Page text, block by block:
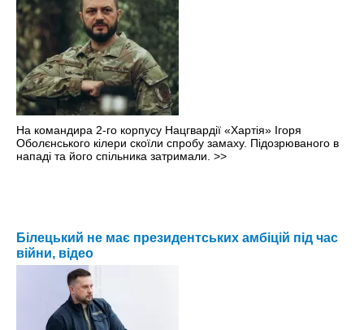
На командира 2-го корпусу Нацгвардії «Хартія» Ігоря
Оболєнського кілери скоїли спробу замаху. Підозрюваного в
нападі та його спільника затримали. >>
Білецький не має президентських амбіцій під час
війни, відео